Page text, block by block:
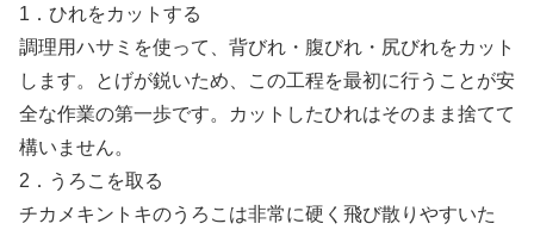
1．ひれをカットする
調理用ハサミを使って、背びれ・腹びれ・尻びれをカット
します。とげが鋭いため、この工程を最初に行うことが安
全な作業の第一歩です。カットしたひれはそのまま捨てて
構いません。
2．うろこを取る
チカメキントキのうろこは非常に硬く飛び散りやすいた